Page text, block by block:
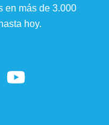
en más de 3.000
hoy.